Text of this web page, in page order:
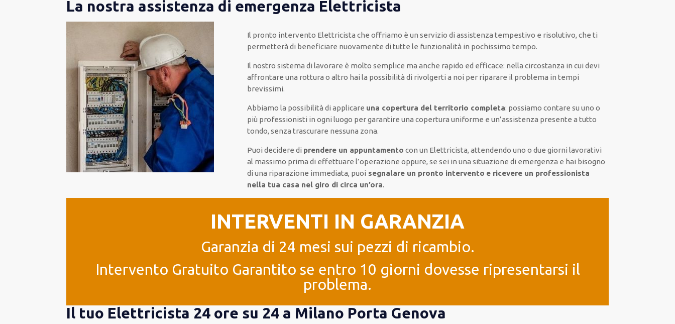
La nostra assistenza di emergenza Elettricista
Il pronto intervento Elettricista che offriamo è un servizio di assistenza tempestivo e risolutivo, che ti
permetterà di beneficiare nuovamente di tutte le funzionalità in pochissimo tempo.
Il nostro sistema di lavorare è molto semplice ma anche rapido ed efficace: nella circostanza in cui devi
affrontare una rottura o altro hai la possibilità di rivolgerti a noi per riparare il problema in tempi
brevissimi.
Abbiamo la possibilità di applicare una copertura del territorio completa: possiamo contare su uno o
più professionisti in ogni luogo pergarantire una copertura uniforme e un’assistenza presente a tutto
tondo, senza trascurare nessuna zona.
Puoi decidere di prendereun appuntamento con un Elettricista, attendendo uno o due giorni lavorativi
al massimo prima di effettuare l’operazione oppure, se sei in una situazione di emergenza e hai bisogno
di una riparazione immediata, puoi segnalareun pronto intervento e ricevere un professionista
nella tua casa nel giro di circa un’ora.
INTERVENTI IN GARANZIA
Garanzia di 24 mesi sui pezzi di ricambio.
Intervento Gratuito Garantito se entro 10 giorni dovesse ripresentarsi il
problema.
Il tuo Elettricista 24 ore su 24 a Milano Porta Genova